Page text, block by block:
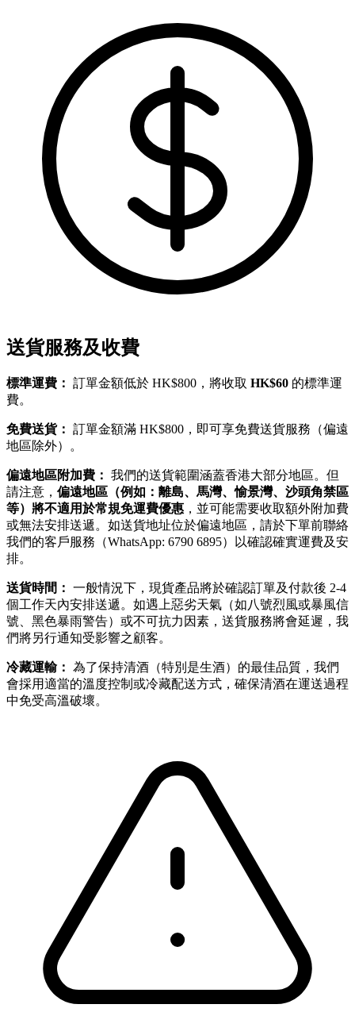
送貨服務及收費
標準運費： 訂單金額低於 HK$800，將收取 HK$60 的標準運
費。
免費送貨： 訂單金額滿 HK$800，即可享免費送貨服務（偏遠
地區除外）。
偏遠地區附加費： 我們的送貨範圍涵蓋香港大部分地區。但
請注意， 偏遠地區（例如：離島、馬灣、愉景灣、沙頭角禁區
等）將不適用於常規免運費優惠 ，並可能需要收取額外附加費
或無法安排送遞。如送貨地址位於偏遠地區，請於下單前聯絡
我們的客戶服務（WhatsApp: 6790 6895）以確認確實運費及安
排。
送貨時間： 一般情況下，現貨產品將於確認訂單及付款後 2-4
個工作天內安排送遞。如遇上惡劣天氣（如八號烈風或暴風信
號、黑色暴雨警告）或不可抗力因素，送貨服務將會延遲，我
們將另行通知受影響之顧客。
冷藏運輸： 為了保持清酒（特別是生酒）的最佳品質，我們
會採用適當的溫度控制或冷藏配送方式，確保清酒在運送過程
中免受高溫破壞。